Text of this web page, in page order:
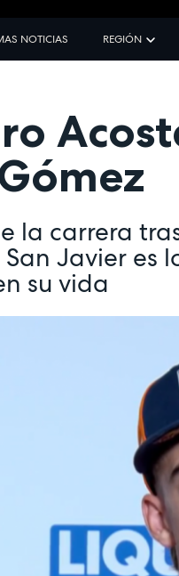
NOTICIAS REGIÓN
la carrera
Javier es
su vida